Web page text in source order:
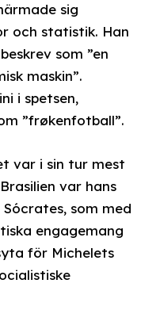
sig
och statistik. Han
som ”en
maskin”.
i spetsen,
”frøkenfotball”.
var i sin tur mest
var hans
som med
engagemang
för Michelets